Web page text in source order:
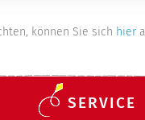
können Sie sich hier
SERVICE